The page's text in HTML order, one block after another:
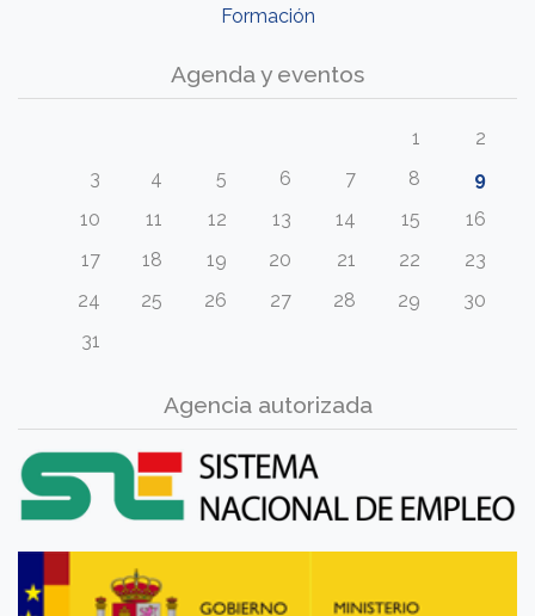
Formación
Agenda y eventos
1
2
3
4 5 6 7 8
9
10
11 12 13 14 15
16
17
18 19 20 21 22
23
24
25 26 27 28 29
30
31
Agencia autorizada